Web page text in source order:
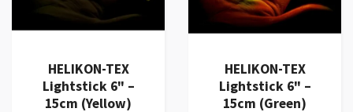
HELIKON-TEX
Lightstick 6" –
15cm (Yellow)
HELIKON-TEX
Lightstick 6" –
15cm (Green)